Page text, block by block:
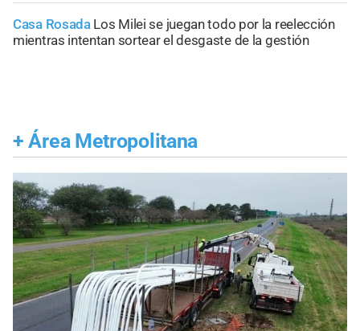
Casa Rosada Los Milei se juegan todo por la reelección
mientras intentan sortear el desgaste de la gestión
+ Área Metropolitana